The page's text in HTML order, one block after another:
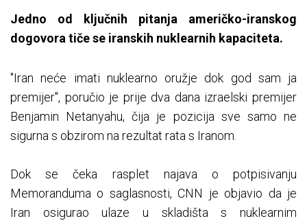
Jedno od ključnih pitanja američko-iranskog
dogovora tiče se iranskih nuklearnih kapaciteta.
"Iran neće imati nuklearno oružje dok god sam ja
premijer", poručio je prije dva dana izraelski premijer
Benjamin Netanyahu, čija je pozicija sve samo ne
sigurna s obzirom na rezultat rata s Iranom.
Dok se čeka rasplet najava o potpisivanju
Memoranduma o saglasnosti, CNN je objavio da je
Iran osigurao ulaze u skladišta s nuklearnim